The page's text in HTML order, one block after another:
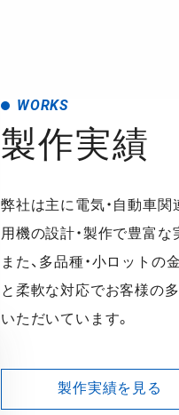
WORKS
製作実績
弊社は主に電気・自動車
用機の設計・製作で豊富な
また、多品種・小ロットの
と柔軟な対応でお客様の
いただいています。
製作実績を見る